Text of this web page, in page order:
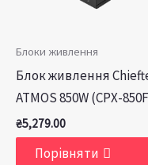
Блоки живлення
Блок живлення
ATMOS 850W (CPX-
₴5,279.00
Порівняти